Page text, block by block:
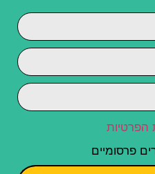
הפרטיות
פרסומיים